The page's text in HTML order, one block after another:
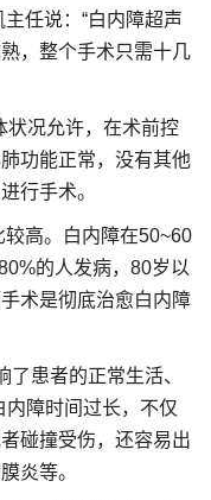
任说：“白内障超声
，整个手术只需十几
状况允许，在术前控
功能正常，没有其他
行手术。
高。白内障在50~60
的人发病，80岁以
术是彻底治愈白内障
患者的正常生活、
内障时间过长，不仅
碰撞受伤，还容易出
炎等。